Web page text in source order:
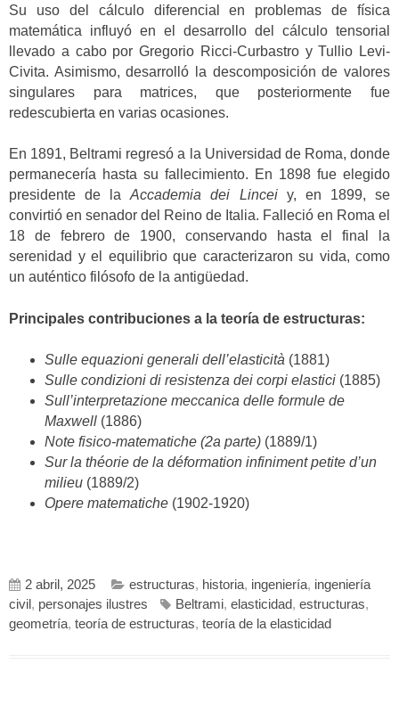
Su uso del cálculo diferencial en problemas de física
matemática influyó en el desarrollo del cálculo tensorial
llevado a cabo por Gregorio Ricci-Curbastro y Tullio Levi-
Civita. Asimismo, desarrolló la descomposición de valores
singulares para matrices, que posteriormente fue
redescubierta en varias ocasiones.
En 1891, Beltrami regresó a la Universidad de Roma, donde
permanecería hasta su fallecimiento. En 1898 fue elegido
presidente de laAccademia dei Linceiy, en 1899, se
convirtió en senador del Reino de Italia. Falleció en Roma el
18 de febrero de 1900, conservando hasta el final la
serenidad y el equilibrio que caracterizaron su vida, como
un auténtico filósofo de la antigüedad.
Principales contribuciones a la teoría de estructuras:
Sulle equazioni generali dell’elasticità (1881)
Sulle condizioni di resistenza dei corpi elastici (1885)
Sull’interpretazione meccanica delle formule de
Maxwell (1886)
Note fisico-matematiche (2a parte) (1889/1)
Sur la théorie de la déformation infiniment petite d’un
milieu (1889/2)
Opere matematiche (1902-1920)
2 abril, 2025 estructuras, historia, ingeniería, ingeniería
civil , personajes ilustres Beltrami, elasticidad, estructuras,
geometría, teoría de estructuras, teoría de la elasticidad